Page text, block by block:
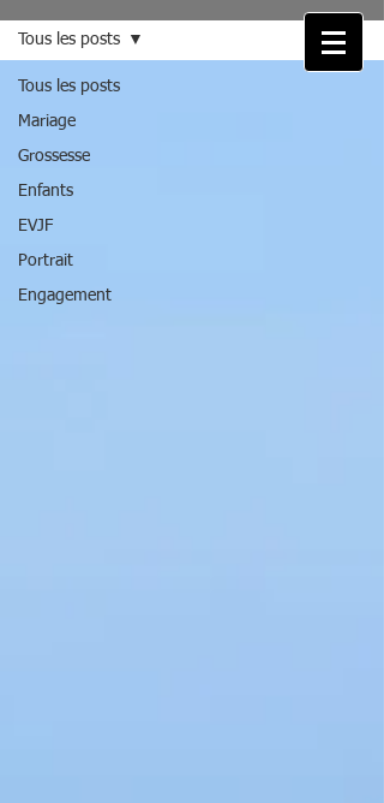
Tous les posts
Mariage
Grossesse
Enfants
EVJF
Portrait
Engagement
Tous les posts